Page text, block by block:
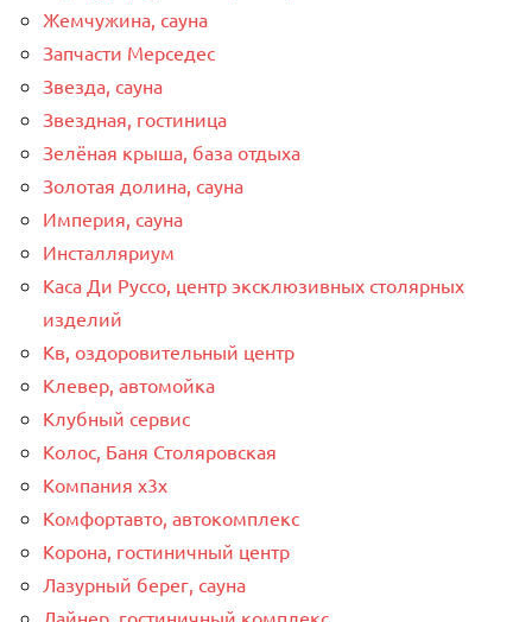
Жемчужина, сауна
Запчасти Мерседес
Звезда, сауна
Звездная, гостиница
Зелёная крыша, база отдыха
Золотая долина, сауна
Империя, сауна
Инсталляриум
Каса Ди Руссо, центр эксклюзивных столярных
изделий
Кв, оздоровительный центр
Клевер, автомойка
Клубный сервис
Колос, Баня Столяровская
Компания x3x
Комфортавто, автокомплекс
Корона, гостиничный центр
Лазурный берег, сауна
Лайнер, гостиничный комплекс